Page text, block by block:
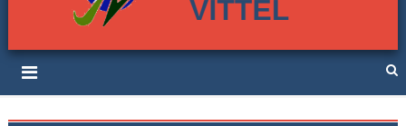
Collège Jules Verne de
Vittel (Vosges)